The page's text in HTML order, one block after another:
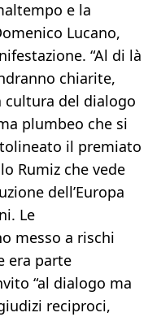
e la
Lucano,
“Al di là
chiarite,
cultura del dialogo
plumbeo che si
il premiato
Rumiz che vede
dell’Europa
Le
messo a rischi
era parte
“al dialogo ma
reciproci,